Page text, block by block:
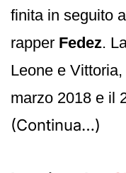
finita in seguito
rapper Fedez.
Leone e
marzo 2018 e il
(Continua…)